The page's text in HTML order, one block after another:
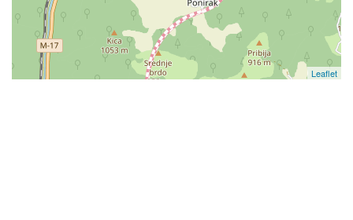
Leaflet